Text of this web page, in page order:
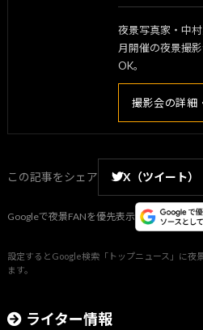
夜景写真家・中
月開催の夜景撮
OK。
撮影会の詳細
この記事をシェア X（ツイート）
Googleで夜景FANを優先表示
設定するとGoogle検索「トップニュース」に夜
ます。
ライター情報